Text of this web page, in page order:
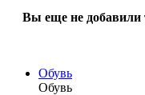
Вы еще не добавили
Обувь
Обувь